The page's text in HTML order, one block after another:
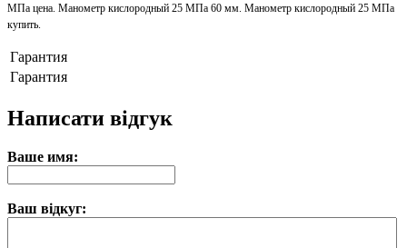
МПа цена. Манометр кислородный 25 МПа 60 мм. Манометр кислородный 25 МПа
купить.
Гарантия
Гарантия
Написати відгук
Ваше имя:
Ваш відкуг: